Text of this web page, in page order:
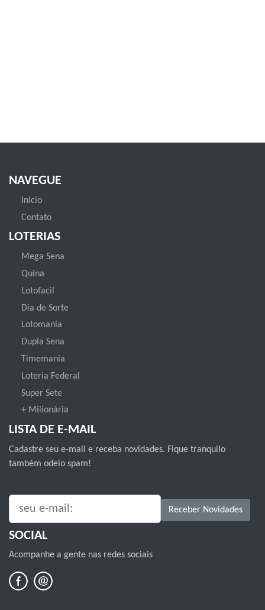
NAVEGUE
Inicio
Contato
LOTERIAS
Mega Sena
Quina
Lotofacil
Dia de Sorte
Lotomania
Dupla Sena
Timemania
Loteria Federal
Super Sete
+ Milionária
LISTA DE E-MAIL
Cadastre seu e-mail e receba novidades. Fique tranquilo
também odeio spam!
SEU E-MAIL: Receber Novidades
SOCIAL
Acompanhe a gente nas redes sociais